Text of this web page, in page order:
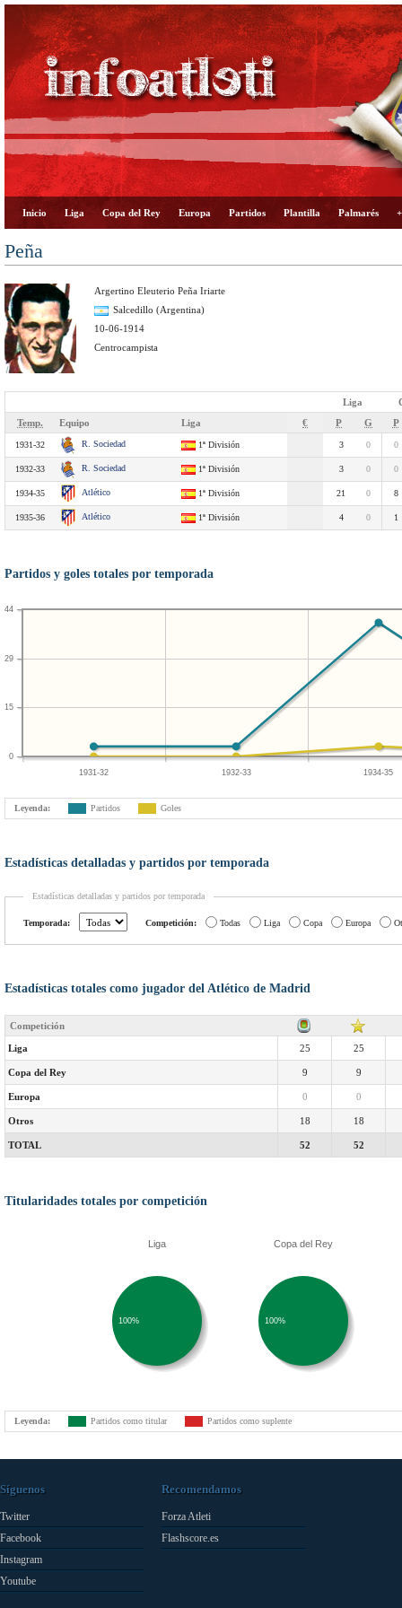
Inicio Liga Copa del Rey Europa Partidos Plantilla Palmarés
Peña
Argertino Eleuterio Peña Iriarte
Salcedillo (Argentina)
10-06-1914
Centrocampista
Liga
Temp.
Equipo Liga € P G P
1931-32 R. Sociedad 1ª División 3 0 0
1932-33 R. Sociedad 1ª División 3 0 0
1934-35 Atlético 1ª División 21 0 8
1935-36 Atlético 1ª División 4 0 1
Partidos y goles totales por temporada
1931-32 1932-33 1934-35
0
15
29
44
Leyenda: Partidos Goles
Estadísticas detalladas y partidos por temporada
Estadísticas detalladas y partidos por temporada
Temporada: Competición: Todas Liga Copa Europa
Estadísticas totales como jugador del Atlético de Madrid
Competición
Liga 25 25
Copa del Rey 9 9
Europa 0 0
Otros 18 18
TOTAL 52 52
Titularidades totales por competición
Liga
100%
Copa del Rey
100%
Leyenda: Partidos como titular Partidos como suplente
Síguenos
Twitter
Facebook
Instagram
Youtube
Recomendamos
Forza Atleti
Flashscore.es